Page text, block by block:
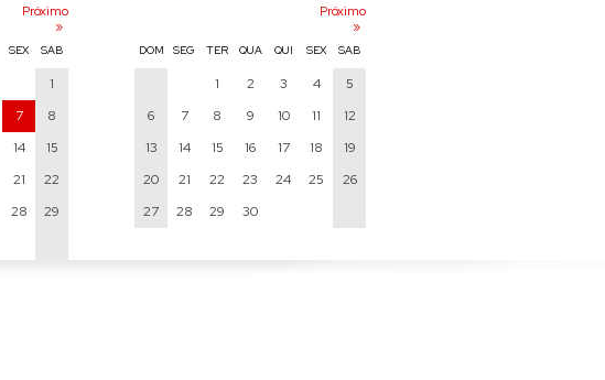
Próximo
»
SEX SAB
1
7
8
14
15
21
22
28
29
Próximo
»
DOM SEG TER QUA QUI SEX SAB
1 2 3 4
5
6
7 8 9 10 11
12
13
14 15 16 17 18
19
20
21 22 23 24 25
26
27
28 29 30